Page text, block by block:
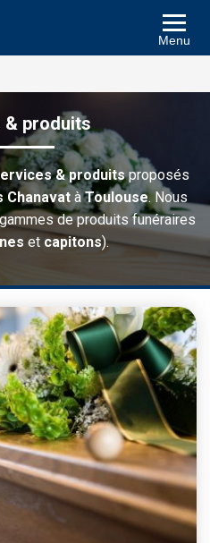
Menu
& produits
& produitsproposés
ChanavatàToulouse. Nous
de produits funéraires
et capitons).